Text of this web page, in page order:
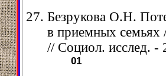
Безрукова О.Н.
в приемных
// Социол. исслед.
01